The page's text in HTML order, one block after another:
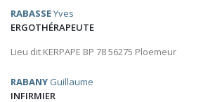
RABASSEYves
ERGOTHÉRAPEUTE
Lieu dit KERPAPE BP 78 56275 Ploemeur
RABANY Guillaume
INFIRMIER